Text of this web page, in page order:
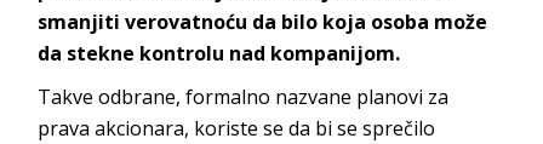
smanjiti verovatnoću da bilo koja osoba može
da stekne kontrolu nad kompanijom.
Takve odbrane, formalno nazvane planovi za
prava akcionara, koriste se da bi se sprečilo